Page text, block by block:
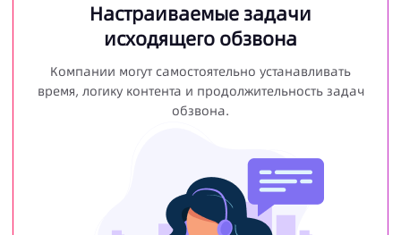
Настраиваемые задачи
исходящего обзвона
Компании могут самостоятельно устанавливать
время, логику контента и продолжительность задач
обзвона.